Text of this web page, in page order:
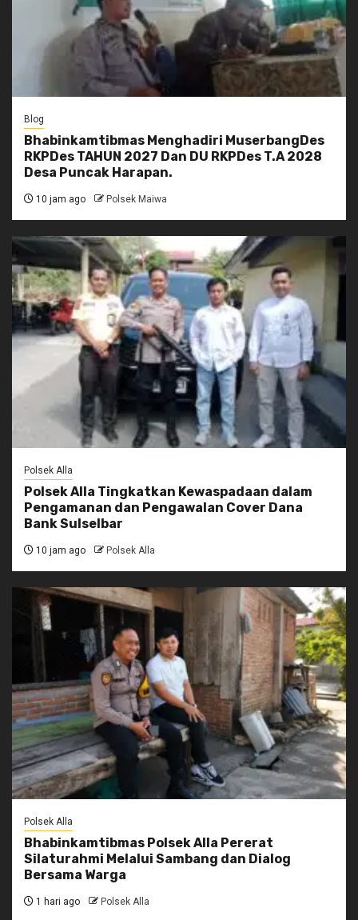
Blog
Bhabinkamtibmas Menghadiri MuserbangDes
RKPDes TAHUN 2027 Dan DU RKPDes T.A 2028
Desa Puncak Harapan.
10 jam ago Polsek Maiwa
Polsek Alla
Polsek Alla Tingkatkan Kewaspadaan dalam
Pengamanan dan Pengawalan Cover Dana
Bank Sulselbar
10 jam ago Polsek Alla
Polsek Alla
Bhabinkamtibmas Polsek Alla Pererat
Silaturahmi Melalui Sambang dan Dialog
Bersama Warga
1 hari ago Polsek Alla